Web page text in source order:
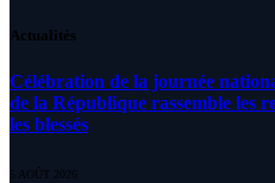
Actualités
Célébration de la journée
de la République rassemble les
les blessés
5 AOÛT 2026